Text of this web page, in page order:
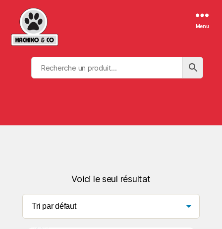
Menu
Voici le seul résultat